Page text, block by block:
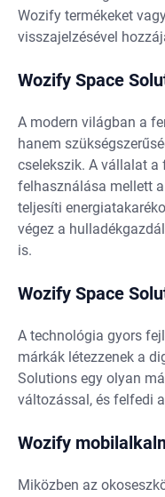
Wozify termékeket
visszajelzésével
Wozify Space
A modern világban a
hanem
cselekszik. A vállalat
felhasználása mellett
teljesíti
végez a
is.
Wozify Space
A technológia gyors
márkák létezzenek a
Solutions egy olyan
változással, és felfedi
Wozify
Miközben az